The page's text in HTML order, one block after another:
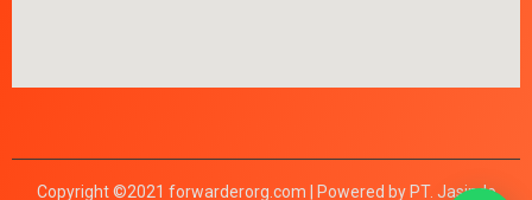
Copyright ©2021 forwarderorg.com | Powered by PT. Jasindo